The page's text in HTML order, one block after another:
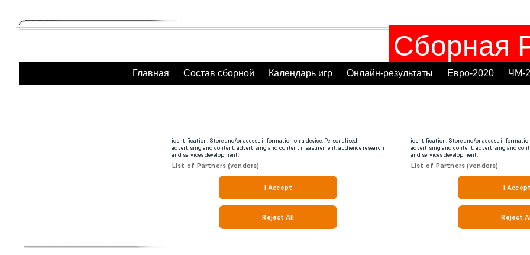
Сборная
Главная Состав сборной Календарь игр Онлайн-результаты Евро-2020 ЧМ-